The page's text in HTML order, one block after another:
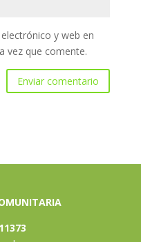
y web en
vez que comente.